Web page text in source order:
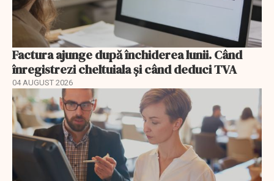
Factura ajunge după închiderea lunii. Când
înregistrezi cheltuiala și când deduci TVA
04 AUGUST 2026